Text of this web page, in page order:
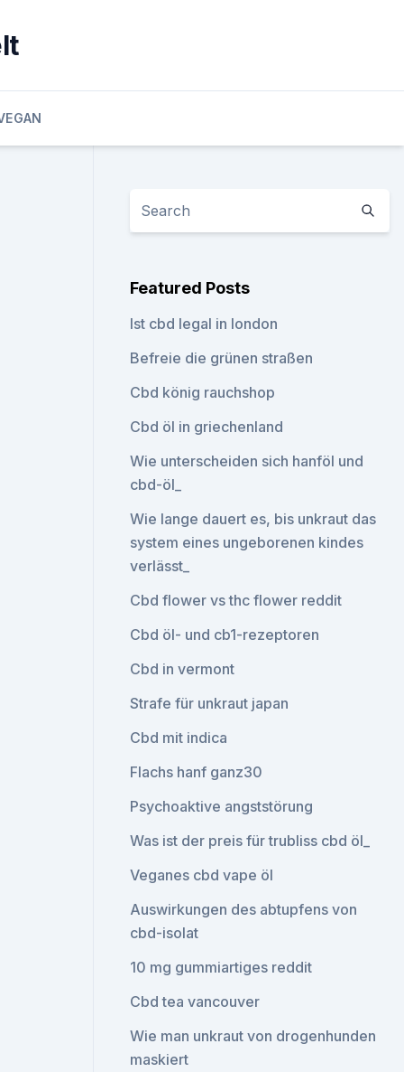
Featured Posts
Ist cbd legal in london
Befreie die grünen straßen
Cbd könig rauchshop
Cbd öl in griechenland
Wie unterscheiden sich hanföl und
cbd-öl_
Wie lange dauert es, bis unkraut das
system eines ungeborenen kindes
verlässt_
Cbd flower vs thc flower reddit
Cbd öl- und cb1-rezeptoren
Cbd in vermont
Strafe für unkraut japan
Cbd mit indica
Flachs hanf ganz30
Psychoaktive angststörung
Was ist der preis für trubliss cbd öl_
Veganes cbd vape öl
Auswirkungen des abtupfens von
cbd-isolat
10 mg gummiartiges reddit
Cbd tea vancouver
Wie man unkraut von drogenhunden
maskiert